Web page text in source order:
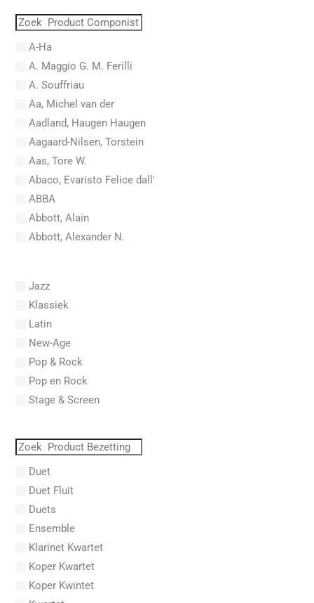
A-Ha
A. Maggio G. M. Ferilli
A. Souffriau
Aa, Michel van der
Aadland, Haugen Haugen
Aagaard-Nilsen, Torstein
Aas, Tore W.
Abaco, Evaristo Felice dall'
ABBA
Abbott, Alain
Abbott, Alexander N.
Abel, Lex
Aberg, Johan Ludvig
Aboucaya, Christian
Aboulker, Isabelle
Abraham, Paul
Abrams, Lester
Abreu, Zequinha
Absil, Jean
AC/DC
Acker, Dieter
Acosta, Omar
Jazz
Klassiek
Latin
New-Age
Pop & Rock
Pop en Rock
Stage & Screen
Duet
Duet Fluit
Duets
Ensemble
Klarinet Kwartet
Koper Kwartet
Koper Kwintet